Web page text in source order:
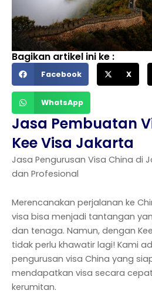
Bagikan artikel ini ke :
Facebook X
WhatsApp
Jasa Pembuatan
Kee Visa Jakarta
Jasa Pengurusan Visa China di
dan Profesional
Merencanakan perjalanan ke
visa bisa menjadi tantangan
dan tenaga. Namun, dengan
tidak perlu khawatir lagi! Kami
pengurusan visa China yang
mendapatkan visa secara
kerumitan.